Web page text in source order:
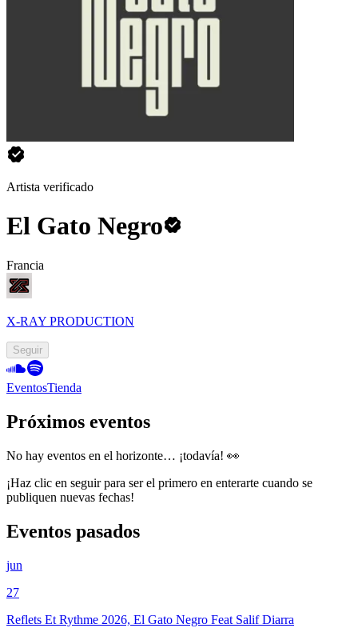
Artista verificado
El Gato Negro
Francia
X-RAY PRODUCTION
Seguir
EventosTienda
Próximos eventos
No hay eventos en el horizonte… ¡todavía! 👀
¡Haz clic en seguir para ser el primero en enterarte cuando se
publiquen nuevas fechas!
Eventos pasados
jun
27
Reflets Et Rythme 2026, El Gato Negro Feat Salif Diarra